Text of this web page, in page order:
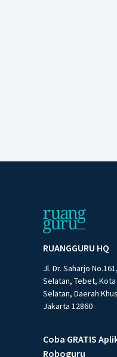
RUANGGURU HQ
Jl. Dr. Saharjo
Selatan, Tebet,
Selatan, Daerah
Jakarta 12860
Coba GRATIS
Roboguru